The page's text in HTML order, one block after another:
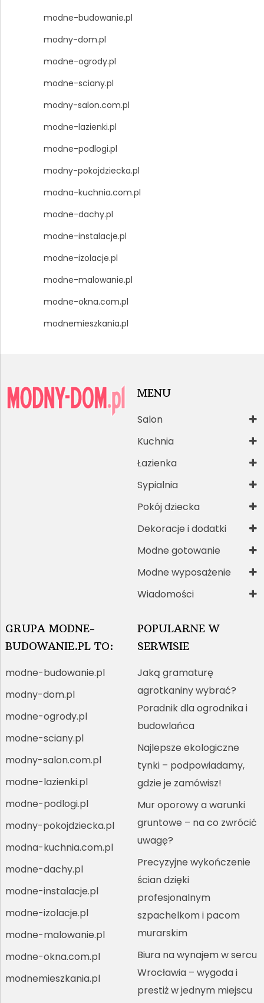
modne-budowanie.pl
modny-dom.pl
modne-ogrody.pl
modne-sciany.pl
modny-salon.com.pl
modne-lazienki.pl
modne-podlogi.pl
modny-pokojdziecka.pl
modna-kuchnia.com.pl
modne-dachy.pl
modne-instalacje.pl
modne-izolacje.pl
modne-malowanie.pl
modne-okna.com.pl
modnemieszkania.pl
MENU
Salon
Kuchnia
Łazienka
Sypialnia
Pokój dziecka
Dekoracje i dodatki
Modne gotowanie
Modne wyposażenie
Wiadomości
GRUPA MODNE-
BUDOWANIE.PL TO:
modne-budowanie.pl
modny-dom.pl
modne-ogrody.pl
modne-sciany.pl
modny-salon.com.pl
modne-lazienki.pl
modne-podlogi.pl
modny-pokojdziecka.pl
modna-kuchnia.com.pl
modne-dachy.pl
modne-instalacje.pl
modne-izolacje.pl
modne-malowanie.pl
modne-okna.com.pl
modnemieszkania.pl
POPULARNE W
SERWISIE
Jaką gramaturę
agrotkaniny wybrać?
Poradnik dla ogrodnika i
budowlańca
Najlepsze ekologiczne
tynki – podpowiadamy,
gdzie je zamówisz!
Mur oporowy a warunki
gruntowe – na co zwrócić
uwagę?
Precyzyjne wykończenie
ścian dzięki
profesjonalnym
szpachelkom i pacom
murarskim
Biura na wynajem w sercu
Wrocławia – wygoda i
prestiż w jednym miejscu